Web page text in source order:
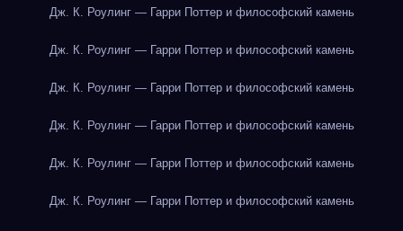
Дж. К. Роулинг — Гарри Поттер и философский камень
Дж. К. Роулинг — Гарри Поттер и философский камень
Дж. К. Роулинг — Гарри Поттер и философский камень
Дж. К. Роулинг — Гарри Поттер и философский камень
Дж. К. Роулинг — Гарри Поттер и философский камень
Дж. К. Роулинг — Гарри Поттер и философский камень